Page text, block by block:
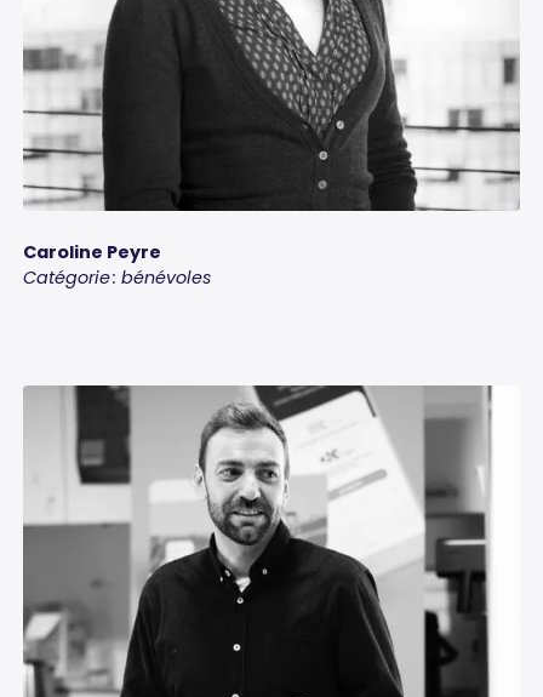
Caroline Peyre
Catégorie : bénévoles